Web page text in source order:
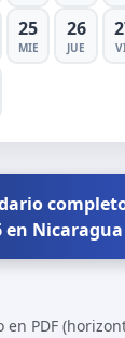
25
MIE
26
JUE
en Nicaragua
en PDF